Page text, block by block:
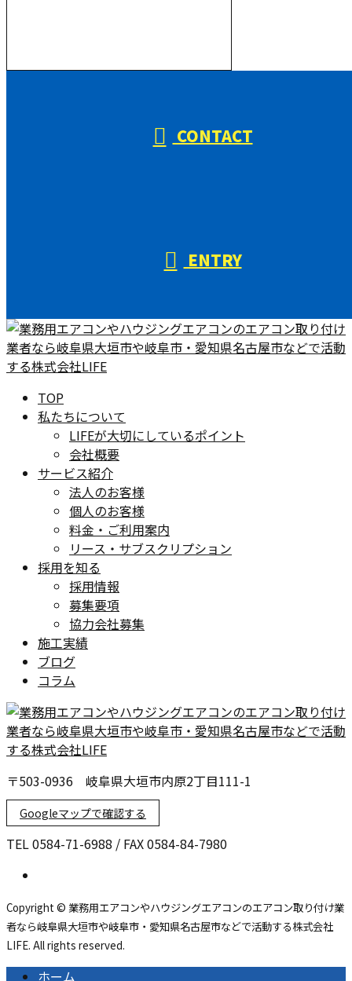
CONTACT
ENTRY
TOP
私たちについて
LIFEが大切にしているポイント
会社概要
サービス紹介
法人のお客様
個人のお客様
料金・ご利用案内
リース・サブスクリプション
採用を知る
採用情報
募集要項
協力会社募集
施工実績
ブログ
コラム
〒503-0936 岐阜県大垣市内原2丁目111-1
Googleマップで確認する
TEL 0584-71-6988 / FAX 0584-84-7980
Copyright © 業務用エアコンやハウジングエアコンのエアコン取り付け業
者なら岐阜県大垣市や岐阜市・愛知県名古屋市などで活動する株式会社
LIFE. All rights reserved.
ホーム